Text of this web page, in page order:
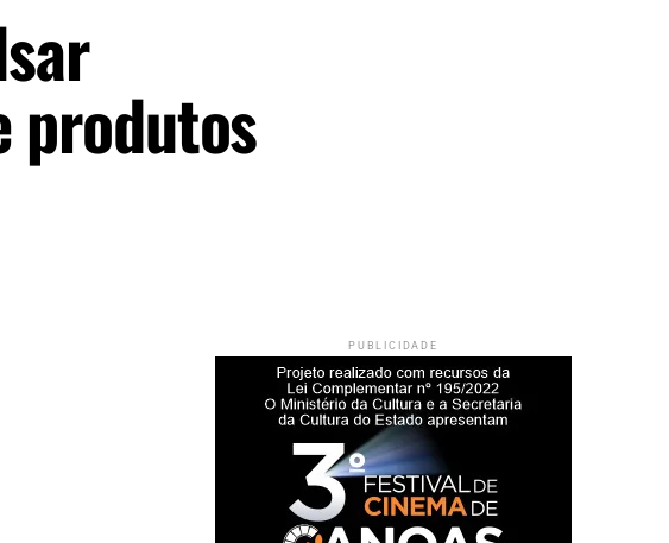
produtos
PUBLICIDADE